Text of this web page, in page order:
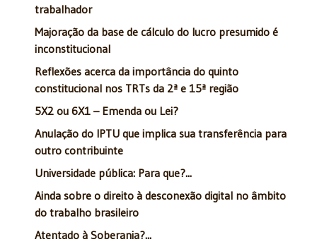
trabalhador
Majoração da base de cálculo do lucro presumido é
inconstitucional
Reflexões acerca da importância do quinto
constitucional nos TRTs da 2ª e 15ª região
5X2 ou 6X1 – Emenda ou Lei?
Anulação do IPTU que implica sua transferência para
outro contribuinte
Universidade pública: Para que?...
Ainda sobre o direito à desconexão digital no âmbito
do trabalho brasileiro
Atentado à Soberania?...